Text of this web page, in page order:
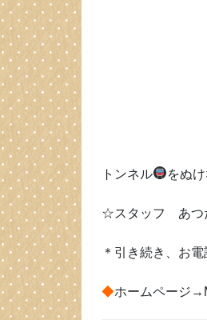
トンネル をぬ
☆スタッフ あつ
＊引き続き、お電
◆ホームページ